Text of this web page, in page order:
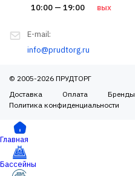
10:00 — 19:00 вых
E-mail:
info@prudtorg.ru
© 2005-2026 ПРУДТОРГ
Доставка
Оплата Бренды
Политика конфиденциальности
Главная
Бассейны